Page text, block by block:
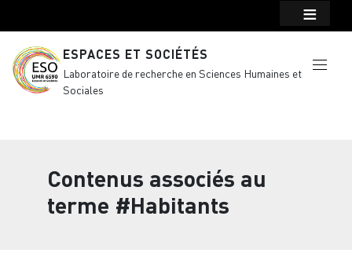
ESPACES ET SOCIÉTÉS
Laboratoire de recherche en Sciences Humaines et
Sociales
Contenus associés au
terme #Habitants